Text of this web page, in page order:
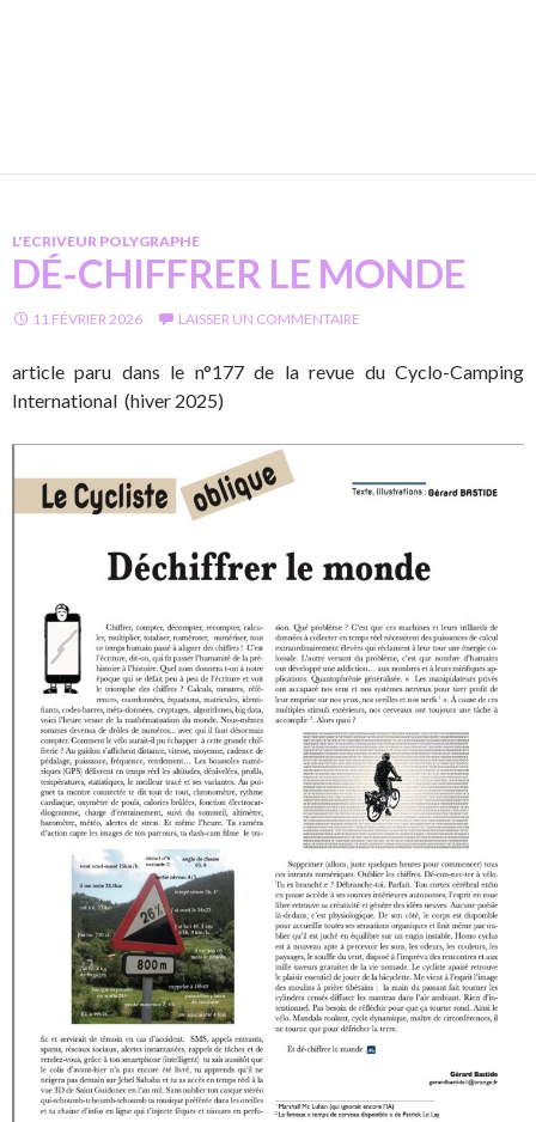
L'ECRIVEUR POLYGRAPHE
DÉ-CHIFFRER LE MONDE
11 FÉVRIER 2026 LAISSER UN COMMENTAIRE
article paru dans le n°177 de la revue du Cyclo-Camping
International (hiver 2025)